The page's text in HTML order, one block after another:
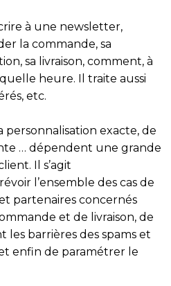
à une newsletter,
la commande, sa
sa livraison, comment, à
heure. Il traite aussi
etc.
personnalisation exacte, de
… dépendent une grande
Il s’agit
l’ensemble des cas de
partenaires concernés
et de livraison, de
les barrières des spams et
enfin de paramétrer le